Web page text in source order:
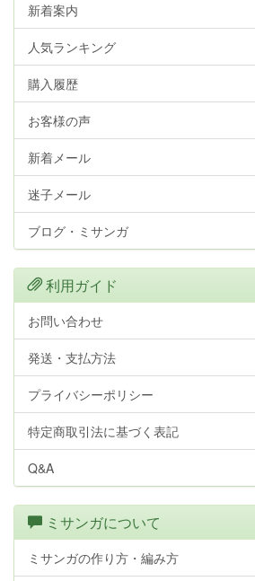
新着案内
人気ランキング
購入履歴
お客様の声
新着メール
迷子メール
ブログ・ミサンガ
利用ガイド
お問い合わせ
発送・支払方法
プライバシーポリシー
特定商取引法に基づく表記
Q&A
ミサンガについて
ミサンガの作り方・編み方